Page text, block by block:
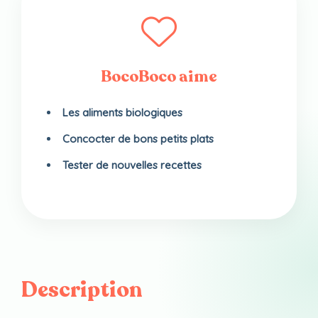
Description
BocoBoco aime
Les aliments biologiques
Concocter de bons petits plats
Tester de nouvelles recettes